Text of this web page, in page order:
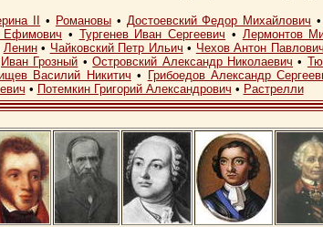
II • Романовы• Достоевский Федор Михайлович •
Ефимович • Тургенев Иван Сергеевич • Лермонтов
Ленин• Чайковский Петр Ильич • Чехов Антон Павлович
Иван Грозный •Островский Александр Николаевич •
Василий Никитич • Грибоедов Александр
• Потемкин Григорий Александрович • Растрелли